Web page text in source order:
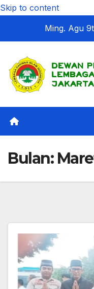
Skip to content
Ming. Agu
Bulan: